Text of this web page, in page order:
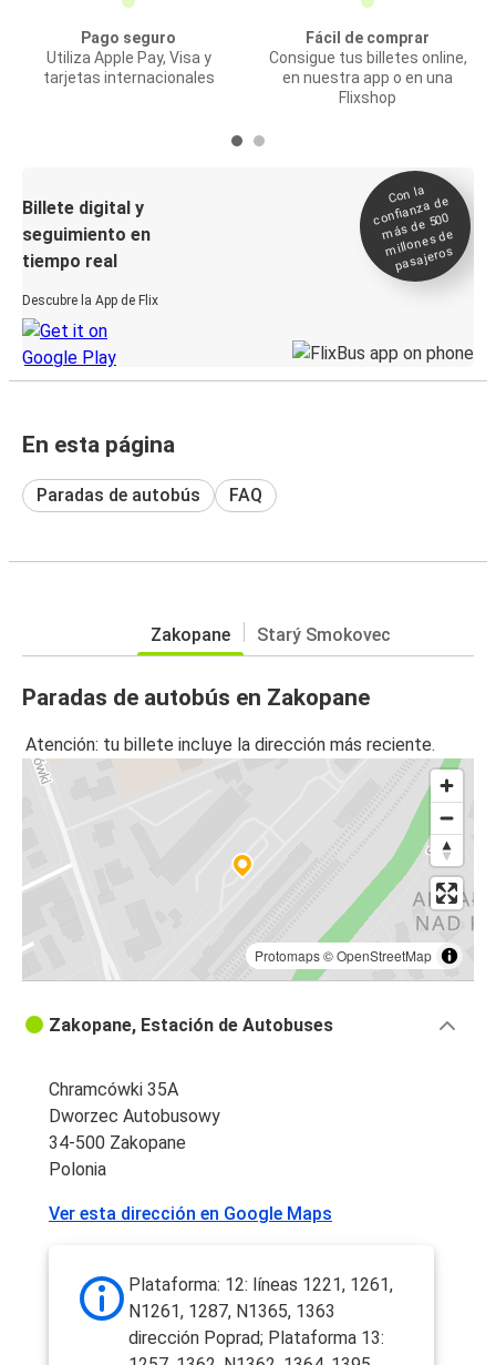
Pago seguro
Utiliza Apple Pay, Visa y
tarjetas internacionales
Fácil de comprar
Consigue tus billetes online,
en nuestra app o en una
Flixshop
Billete digital y
seguimiento en
tiempo real
Descubre la App de Flix
Con la
confianza de
más de 500
millones de
pasajeros
En esta página
Paradas de autobús FAQ
Zakopane Starý Smokovec
Paradas de autobús en Zakopane
Atención: tu billete incluye la dirección más reciente.
Protomaps©OpenStreetMap
Zakopane, Estación de Autobuses
Chramcówki 35A
Dworzec Autobusowy
34-500 Zakopane
Polonia
Ver esta dirección en Google Maps
Plataforma: 12: líneas 1221, 1261,
N1261, 1287, N1365, 1363
dirección Poprad; Plataforma 13: